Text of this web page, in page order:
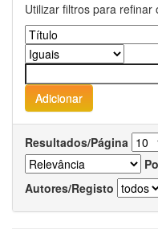
Utilizar filtros para
Resultados/Página
Autores/Registo